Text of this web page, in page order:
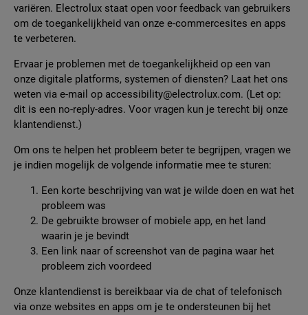
variëren. Electrolux staat open voor feedback van gebruikers
om de toegankelijkheid van onze e-commercesites en apps
te verbeteren.
Ervaar je problemen met de toegankelijkheid op een van
onze digitale platforms, systemen of diensten? Laat het ons
weten via e-mail op accessibility@electrolux.com. (Let op:
dit is een no-reply-adres. Voor vragen kun je terecht bij onze
klantendienst.)
Om ons te helpen het probleem beter te begrijpen, vragen we
je indien mogelijk de volgende informatie mee te sturen:
Een korte beschrijving van wat je wilde doen en wat het
probleem was
De gebruikte browser of mobiele app, en het land
waarin je je bevindt
Een link naar of screenshot van de pagina waar het
probleem zich voordeed
Onze klantendienst is bereikbaar via de chat of telefonisch
via onze websites en apps om je te ondersteunen bij het